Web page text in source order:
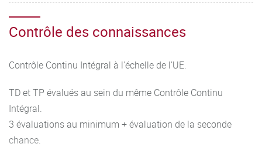
Contrôle des connaissances
Contrôle Continu Intégral à l'échelle de l'UE.
TD et TP évalués au sein du même Contrôle Continu
Intégral.
3 évaluations au minimum + évaluation de la seconde
chance.